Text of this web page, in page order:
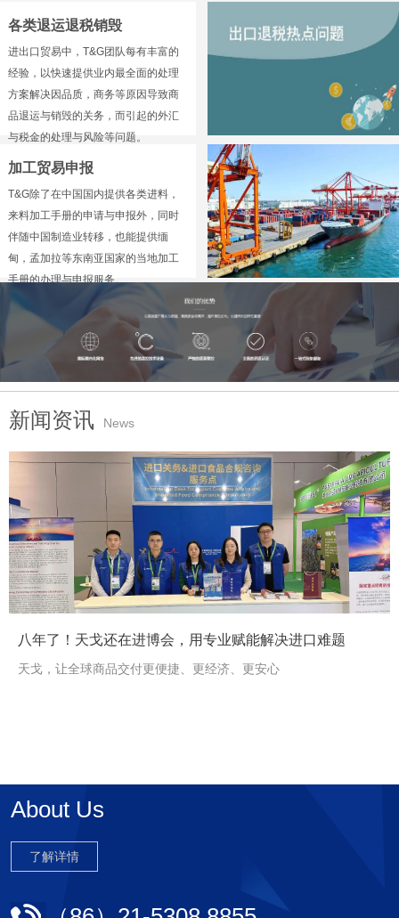
各类退运退税销毁
进出口贸易中，T&G团队每有丰富的
经验，以快速提供业内最全面的处理
方案解决因品质，商务等原因导致商
品退运与销毁的关务，而引起的外汇
与税金的处理与风险等问题。
加工贸易申报
T&G除了在中国国内提供各类进料，
来料加工手册的申请与申报外，同时
伴随中国制造业转移，也能提供缅
甸，孟加拉等东南亚国家的当地加工
手册的办理与申报服务。
新闻资讯 News
< >
八年了！天戈还在进博会，用专业赋能解决进口难题
天戈，让全球商品交付更便捷、更经济、更安心
About Us
了解详情